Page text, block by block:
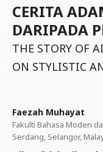
CERITA
DARIPADA
THE STORY OF
ON STYLISTIC
Faezah Muhayat
Fakulti Bahasa Moden
Serdang, Selangor,